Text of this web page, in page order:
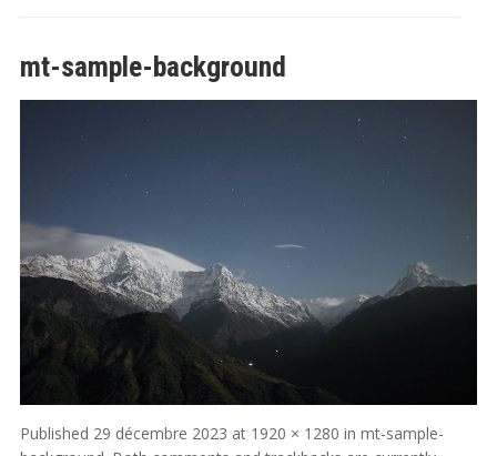
mt-sample-background
Published 29 décembre 2023 at 1920 × 1280 in mt-sample-